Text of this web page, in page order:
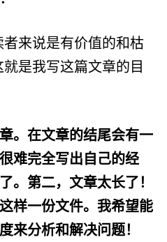
来说是有价值的和枯
是我写这篇文章的目
。在文章的结尾会有一
难完全写出自己的经
。第二，文章太长了！
样一份文件。我希望能
来分析和解决问题！